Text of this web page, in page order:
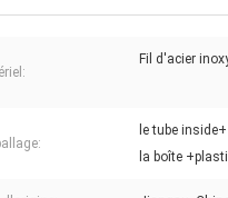
Fil d'acier
le tube
la boîte